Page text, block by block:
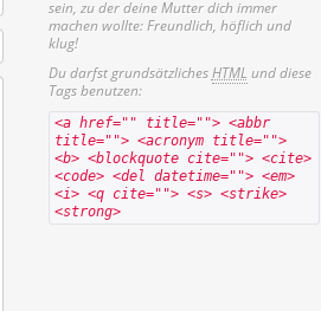
sein, zu der deine Mutter dich immer
machen wollte: Freundlich, höflich und
klug!
Du darfst grundsätzlichesHTML und diese
Tags benutzen:
<a href="" title=""> <abbr
title=""> <acronym title="">
<b> <blockquote cite=""> <cite>
<code> <del datetime=""> <em>
<i> <q cite=""> <s> <strike>
<strong>